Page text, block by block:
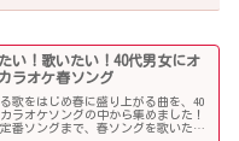
い！歌いたい！40代男女にオ
ラオケ春ソング
歌をはじめ春に盛り上がる曲を、40
ラオケソングの中から集めました！
番ソングまで、春ソングを歌いたい